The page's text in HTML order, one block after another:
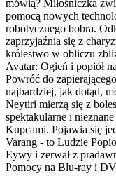
mówią? Miłośniczka
pomocą nowych
robotycznego bobra.
zaprzyjaźnia się z
królestwo w obliczu
Avatar: Ogień i popiół
Powróć do
najbardziej, jak dotąd,
Neytiri mierzą się z
spektakularne i
Kupcami. Pojawia się
Varang - to Ludzie
Eywy i zerwał z
Pomocy na Blu-ray i